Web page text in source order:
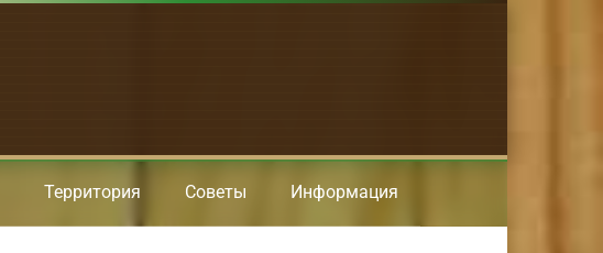
Территория Советы Информация